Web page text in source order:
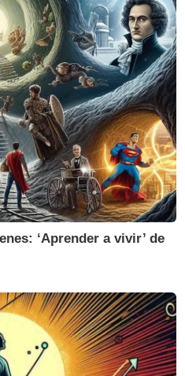
‘Aprender a vivir’ de